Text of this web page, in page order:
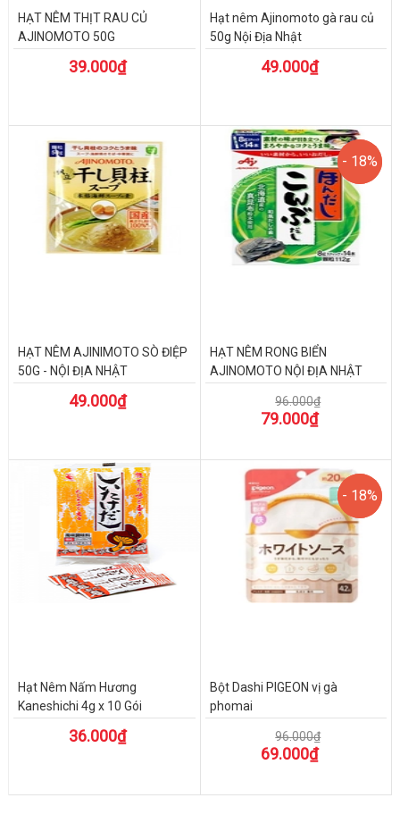
HẠT NÊM THỊT RAU CỦ
AJINOMOTO 50G
39.000₫
Hạt nêm Ajinomoto gà rau củ
50g Nội Địa Nhật
49.000₫
HẠT NÊM AJINIMOTO SÒ ĐIỆP
50G - NỘI ĐỊA NHẬT
49.000₫
- 18%
HẠT NÊM RONG BIỂN
AJINOMOTO NỘI ĐỊA NHẬT
96.000₫
79.000₫
- 18%
Hạt Nêm Nấm Hương
Kaneshichi 4g x 10 Gói
36.000₫
- 18%
Bột Dashi PIGEON vị gà
phomai
96.000₫
69.000₫
- 18%